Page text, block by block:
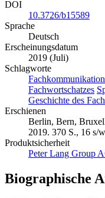
10.3726/b15589
Sprache
Deutsch
Erscheinungsdatum
2019 (Juli)
Schlagworte
Fachwortschatzes
Geschichte des
Erschienen
Berlin, Bern,
2019. 370 S., 16 s/w
Produktsicherheit
Biographische